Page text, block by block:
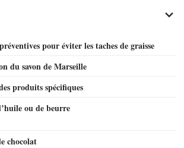
pour éviter les taches de graisse
du savon de Marseille
produits spécifiques
ou de beurre
chocolat